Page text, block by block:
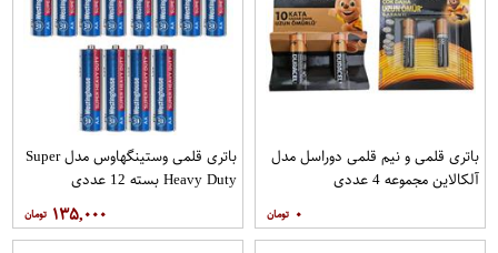
باتری قلمی و نیم قلمی دوراسل مدل
آلکالاین مجموعه 4 عددی
۰
باتری قلمی وستینگهاوس مدل Super
Heavy Duty بسته 12 عددی
۱۳۵,۰۰۰